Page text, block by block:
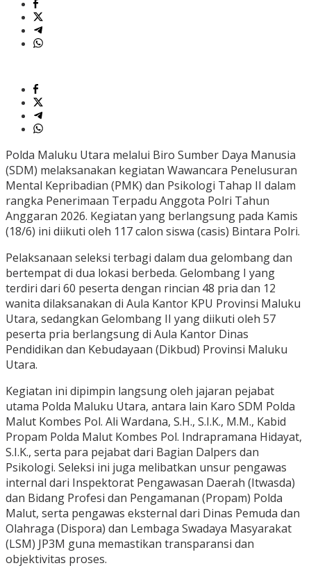
Polda Maluku Utara melalui Biro Sumber Daya Manusia
(SDM) melaksanakan kegiatan Wawancara Penelusuran
Mental Kepribadian (PMK) dan Psikologi Tahap II dalam
rangka Penerimaan Terpadu Anggota Polri Tahun
Anggaran 2026. Kegiatan yang berlangsung pada Kamis
(18/6) ini diikuti oleh 117 calon siswa (casis) Bintara Polri.
Pelaksanaan seleksi terbagi dalam dua gelombang dan
bertempat di dua lokasi berbeda. Gelombang I yang
terdiri dari 60 peserta dengan rincian 48 pria dan 12
wanita dilaksanakan di Aula Kantor KPU Provinsi Maluku
Utara, sedangkan Gelombang II yang diikuti oleh 57
peserta pria berlangsung di Aula Kantor Dinas
Pendidikan dan Kebudayaan (Dikbud) Provinsi Maluku
Utara.
Kegiatan ini dipimpin langsung oleh jajaran pejabat
utama Polda Maluku Utara, antara lain Karo SDM Polda
Malut Kombes Pol. Ali Wardana, S.H., S.I.K., M.M., Kabid
Propam Polda Malut Kombes Pol. Indrapramana Hidayat,
S.I.K., serta para pejabat dari Bagian Dalpers dan
Psikologi. Seleksi ini juga melibatkan unsur pengawas
internal dari Inspektorat Pengawasan Daerah (Itwasda)
dan Bidang Profesi dan Pengamanan (Propam) Polda
Malut, serta pengawas eksternal dari Dinas Pemuda dan
Olahraga (Dispora) dan Lembaga Swadaya Masyarakat
(LSM) JP3M guna memastikan transparansi dan
objektivitas proses.